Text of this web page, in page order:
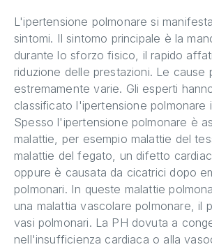
L'ipertensione polmonare si
sintomi. Il sintomo principale è la
durante lo sforzo fisico, il rapido
riduzione delle prestazioni. Le cause
estremamente varie. Gli esperti
classificato l'ipertensione polmonare
Spesso l'ipertensione polmonare è
malattie, per esempio malattie del
malattie del fegato, un difetto
oppure è causata da cicatrici dopo
polmonari. In queste malattie
una malattia vascolare polmonare, il
vasi polmonari. La PH dovuta a
nell'insufficienza cardiaca o alla